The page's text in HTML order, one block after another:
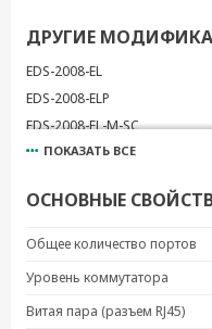
ДРУГИЕ
EDS-2008-EL
EDS-2008-ELP
EDS-2008-EL-M-SC
EDS-2008-EL-M-SC-T
EDS-2008-EL-M-ST-T
ПОКАЗАТЬ ВСЕ
ОСНОВНЫЕ
Общее количество портов
Уровень коммутатора
Витая пара (разъем RJ45)